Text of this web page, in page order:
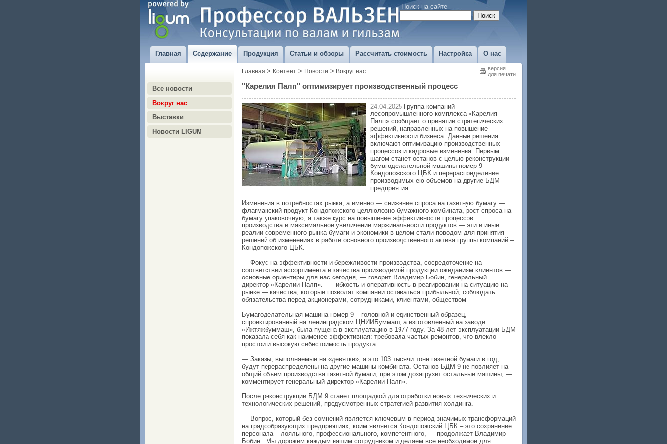
Поиск на сайте
Главная Содержание Продукция Статьи и обзоры Рассчитать стоимость Настройка О нас
Все новости
Вокруг нас
Выставки
Новости LIGUM
версия
для печати
Главная > Контент > Новости > Вокруг нас
"Карелия Палп" оптимизирует производственный процесс
24.04.2025 Группа компаний
лесопромышленного комплекса «Карелия
Палп» сообщает о принятии стратегических
решений, направленных на повышение
эффективности бизнеса. Данные решения
включают оптимизацию производственных
процессов и кадровые изменения. Первым
шагом станет останов с целью реконструкции
бумагоделательной машины номер 9
Кондопожского ЦБК и перераспределение
производимых ею объемов на другие БДМ
предприятия.
Изменения в потребностях рынка, а именно — снижение спроса на газетную бумагу —
флагманский продукт Кондопожского целлюлозно-бумажного комбината, рост спроса на
бумагу упаковочную, а также курс на повышение эффективности процессов
производства и максимальное увеличение маржинальности продуктов — эти и иные
реалии современного рынка бумаги и экономики в целом стали поводом для принятия
решений об изменениях в работе основного производственного актива группы компаний –
Кондопожского ЦБК.
— Фокус на эффективности и бережливости производства, сосредоточение на
соответствии ассортимента и качества производимой продукции ожиданиям клиентов —
основные ориентиры для нас сегодня, — говорит Владимир Бобин, генеральный
директор «Карелии Палп». — Гибкость и оперативность в реагировании на ситуацию на
рынке — качества, которые позволят компании оставаться прибыльной, соблюдать
обязательства перед акционерами, сотрудниками, клиентами, обществом.
Бумагоделательная машина номер 9 – головной и единственный образец,
спроектированный на ленинградском ЦНИИБуммаш, а изготовленный на заводе
«Ижтяжбуммаш», была пущена в эксплуатацию в 1977 году. За 48 лет эксплуатации БДМ
показала себя как наименее эффективная: требовала частых ремонтов, что влекло
простои и высокую себестоимость продукта.
— Заказы, выполняемые на «девятке», а это 103 тысячи тонн газетной бумаги в год,
будут перераспределены на другие машины комбината. Останов БДМ 9 не повлияет на
общий объем производства газетной бумаги, при этом дозагрузит остальные машины, —
комментирует генеральный директор «Карелии Палп».
После реконструкции БДМ 9 станет площадкой для отработки новых технических и
технологических решений, предусмотренных стратегией развития холдинга.
— Вопрос, который без сомнений является ключевым в период значимых трансформаций
на градообразующих предприятиях, коим является Кондопожский ЦБК – это сохранение
персонала – лояльного, профессионального, компетентного, — продолжает Владимир
Бобин. Мы дорожим каждым нашим сотрудником и делаем все необходимое для